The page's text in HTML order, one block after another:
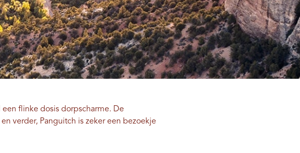
flinke dosis dorpscharme. De
verder, Panguitch is zeker een bezoekje